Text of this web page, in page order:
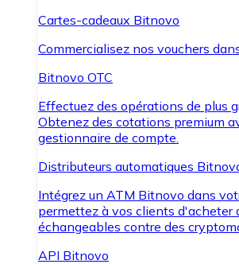
Cartes-cadeaux Bitnovo
Commercialisez nos vouchers
Bitnovo OTC
Effectuez des opérations de plus
Obtenez des cotations premium
gestionnaire de compte.
Distributeurs automatiques
Intégrez un ATM Bitnovo dans
permettez à vos clients d'acheter
échangeables contre des
API Bitnovo